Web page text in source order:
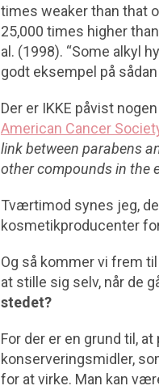
times weaker than that
25,000 times higher
al. (1998). “Some alkyl
godt eksempel på
Der er IKKE påvist
American Cancer
link between parabens
other compounds in the
Tværtimod synes jeg,
kosmetikproducenter
Og så kommer vi frem
at stille sig selv, når de
stedet?
For der er en grund til,
konserveringsmidler,
for at virke. Man kan